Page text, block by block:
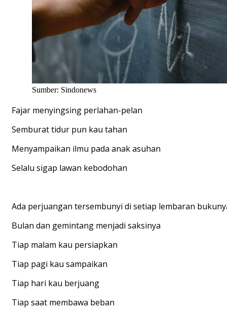
Sumber: Sindonews
Fajar menyingsing perlahan-pelan
Semburat tidur pun kau tahan
Menyampaikan ilmu pada anak asuhan
Selalu sigap lawan kebodohan
Ada perjuangan tersembunyi di setiap lembaran
Bulan dan gemintang menjadi saksinya
Tiap malam kau persiapkan
Tiap pagi kau sampaikan
Tiap hari kau berjuang
Tiap saat membawa beban